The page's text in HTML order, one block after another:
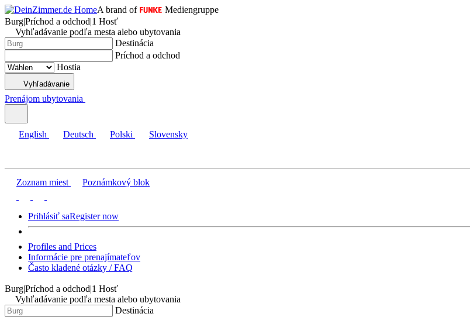
A brand of
Mediengruppe
Burg|Príchod a odchod|1 Hosť
Vyhľadávanie podľa mesta alebo ubytovania
Destinácia
Príchod a odchod
Hostia
Vyhľadávanie
Prenájom ubytovania
English Deutsch Polski Slovensky
Zoznam miest Poznámkový blok
Prihlásiť saRegister now
Profiles and Prices
Informácie pre prenajímateľov
Často kladené otázky / FAQ
Burg|Príchod a odchod|1 Hosť
Vyhľadávanie podľa mesta alebo ubytovania
Destinácia